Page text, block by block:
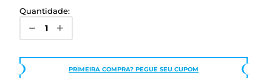
Quantidade:
PRIMEIRA COMPRA? PEGUE SEU CUPOM